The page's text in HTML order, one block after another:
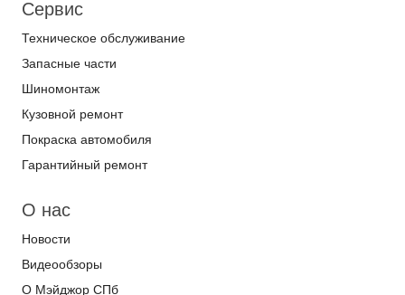
Сервис
Техническое обслуживание
Запасные части
Шиномонтаж
Кузовной ремонт
Покраска автомобиля
Гарантийный ремонт
О нас
Новости
Видеообзоры
О Мэйджор СПб